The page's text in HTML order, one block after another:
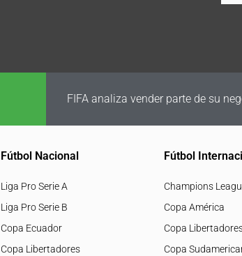
FIFA analiza vender parte de su
Fútbol Nacional
Liga Pro Serie A
Liga Pro Serie B
Copa Ecuador
Copa Libertadores
Fútbol
Champions
Copa América
Copa
Copa